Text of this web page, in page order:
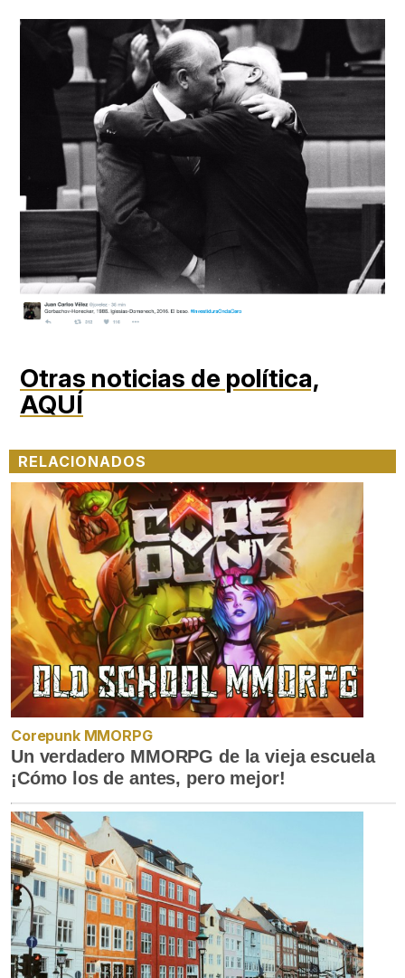
Otras noticias de política,
AQUÍ
RELACIONADOS
Corepunk MMORPG
Un verdadero MMORPG de la vieja escuela
¡Cómo los de antes, pero mejor!